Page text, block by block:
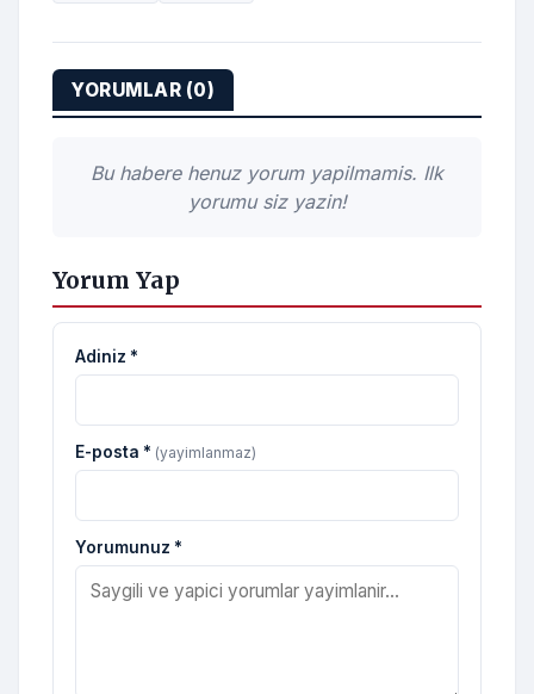
YORUMLAR (0)
Bu habere henuz yorum yapilmamis. Ilk
yorumu siz yazin!
Yorum Yap
Adiniz *
E-posta * (yayimlanmaz)
Yorumunuz *